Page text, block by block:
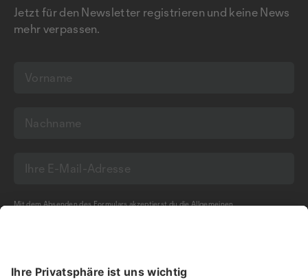
Jetzt für den Newsletter registrieren und keine News
mehr verpassen.
Mit dem Absenden des Formulars akzeptierst du dieAllgemeinen